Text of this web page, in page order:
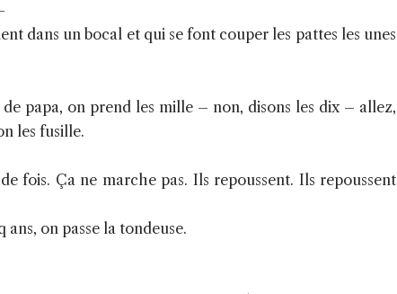
dans un bocal et qui se font couper les pattes les unes
papa, on prend les mille – non, disons les dix – allez,
les fusille.
fois. Ça ne marche pas. Ils repoussent. Ils repoussent
on passe la tondeuse.